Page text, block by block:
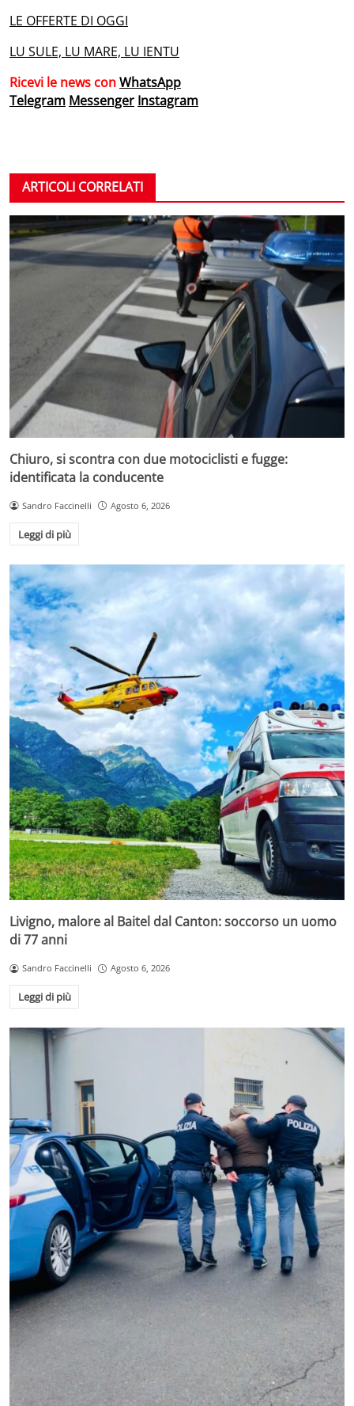
LE OFFERTE DI OGGI
LU SULE, LU MARE, LU IENTU
Ricevi le news conWhatsApp
Telegram Messenger Instagram
ARTICOLI CORRELATI
Chiuro, si scontra con due motociclisti e fugge:
identificata la conducente
Sandro Faccinelli Agosto 6, 2026
Leggi di più
Livigno, malore al Baitel dal Canton: soccorso un uomo
di 77 anni
Sandro Faccinelli Agosto 6, 2026
Leggi di più